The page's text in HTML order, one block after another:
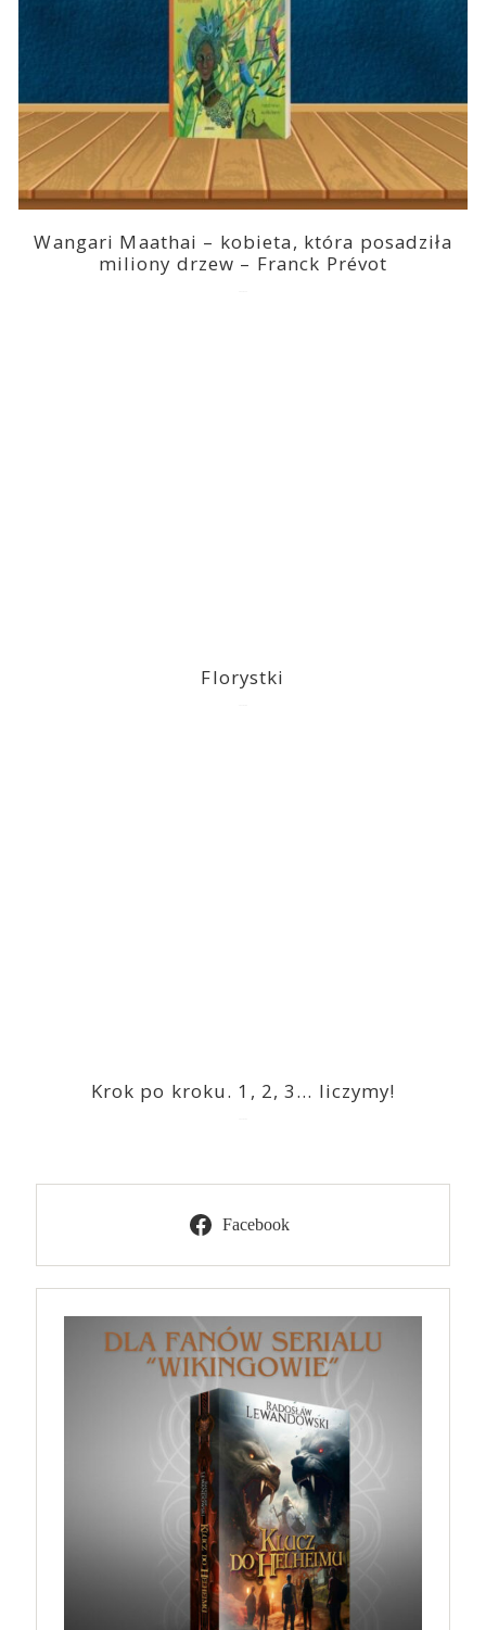
Wangari Maathai – kobieta, która posadziła
miliony drzew – Franck Prévot
Florystki
Krok po kroku. 1, 2, 3… liczymy!
Facebook